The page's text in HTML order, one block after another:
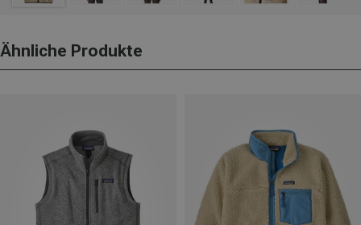
Ähnliche Produkte